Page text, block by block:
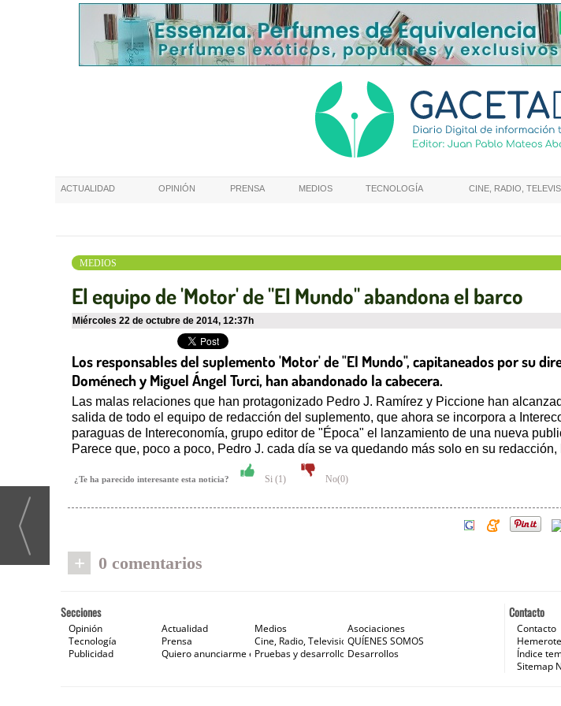
ACTUALIDAD OPINIÓN PRENSA MEDIOS TECNOLOGÍA CINE, RADIO,
MEDIOS
El equipo de 'Motor' de "El Mundo" abandona el barco
miércoles 22 de octubre de 2014, 12:37h
Los responsables del suplemento 'Motor' de "El Mundo", capitaneados por su
Doménech y Miguel Ángel Turci, han abandonado la cabecera.
Las malas relaciones que han protagonizado Pedro J. Ramírez y Piccione han
salida de todo el equipo de redacción del suplemento, que ahora se incorpora a
paraguas de Intereconomía, grupo editor de "Época" el lanzamiento de una nueva
Parece que, poco a poco, Pedro J. cada día se va quedando más solo en su
¿Te ha parecido interesante esta noticia? Si (1) No(0)
+ 0 comentarios
Contacto
Contacto
Índice
Sitemap
Secciones
Opinión Actualidad Medios
Asociaciones
Tecnología
Prensa Cine, Radio, Televisión e Internet
QUÍENES SOMOS
Publicidad
Quiero anunciarme en Gaceta de Prensa
Pruebas y desarrollosDesarrollos